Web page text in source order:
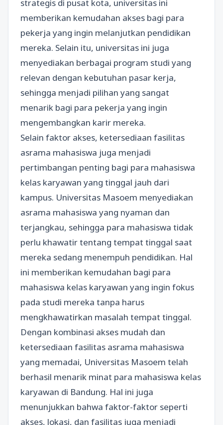
strategis di pusat kota, universitas ini
memberikan kemudahan akses bagi para
pekerja yang ingin melanjutkan pendidikan
mereka. Selain itu, universitas ini juga
menyediakan berbagai program studi yang
relevan dengan kebutuhan pasar kerja,
sehingga menjadi pilihan yang sangat
menarik bagi para pekerja yang ingin
mengembangkan karir mereka.
Selain faktor akses, ketersediaan fasilitas
asrama mahasiswa juga menjadi
pertimbangan penting bagi para mahasiswa
kelas karyawan yang tinggal jauh dari
kampus. Universitas Masoem menyediakan
asrama mahasiswa yang nyaman dan
terjangkau, sehingga para mahasiswa tidak
perlu khawatir tentang tempat tinggal saat
mereka sedang menempuh pendidikan. Hal
ini memberikan kemudahan bagi para
mahasiswa kelas karyawan yang ingin fokus
pada studi mereka tanpa harus
mengkhawatirkan masalah tempat tinggal.
Dengan kombinasi akses mudah dan
ketersediaan fasilitas asrama mahasiswa
yang memadai, Universitas Masoem telah
berhasil menarik minat para mahasiswa kelas
karyawan di Bandung. Hal ini juga
menunjukkan bahwa faktor-faktor seperti
akses, lokasi, dan fasilitas juga menjadi